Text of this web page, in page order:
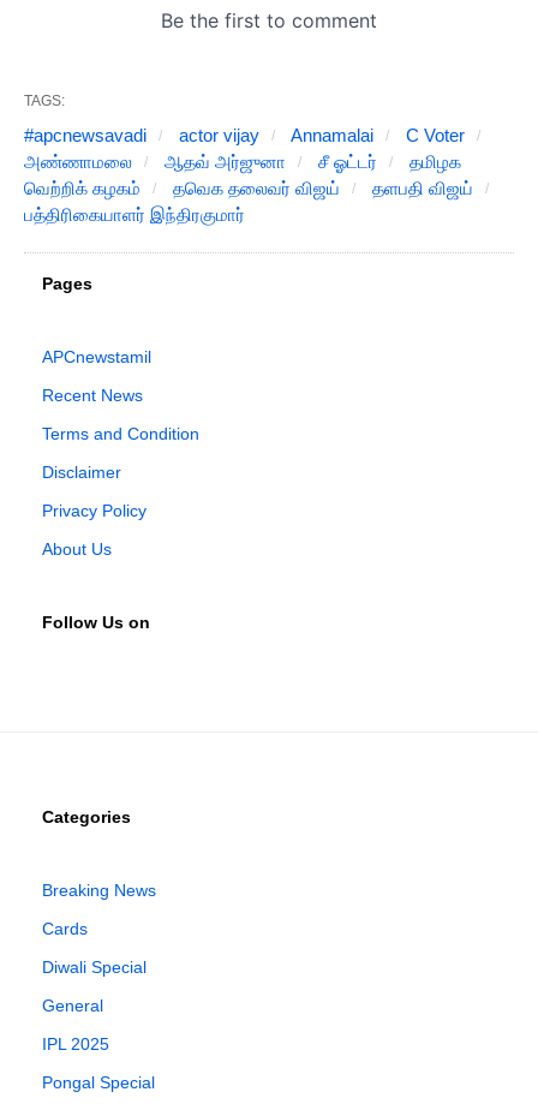
TAGS:
#apcnewsavadi actor vijay Annamalai
C Voter
அண்ணாமலை
ஆதவ் அர்ஜுனா சீ ஓட்டர்
தமிழக
வெற்றிக் கழகம்
தவெக தலைவர் விஜய்
தளபதி விஜய்
பத்திரிகையாளர் இந்திரகுமார்
Pages
APCnewstamil
Recent News
Terms and Condition
Disclaimer
Privacy Policy
About Us
Follow Us on
Categories
Breaking News
Cards
Diwali Special
General
IPL 2025
Pongal Special